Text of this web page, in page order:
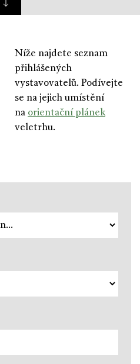
Níže najdete seznam
přihlášených
vystavovatelů. Podívejte
se na jejich umístění
na orientační plánek
veletrhu.